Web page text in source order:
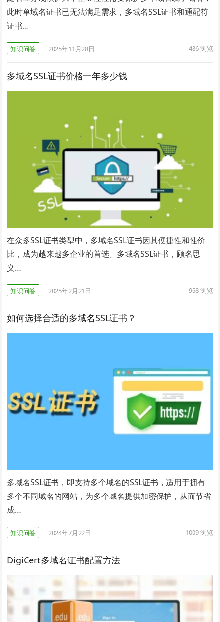
此时单域名证书已无法满足需求，多域名SSL证书和通配符
证书…
知识问答 2025年11月28日 486浏览
多域名SSL证书价格一年多少钱
在众多SSL证书类型中，多域名SSL证书因其便捷性和性价
比，成为越来越多企业的首选。多域名SSL证书，顾名思
义…
知识问答 2025年2月21日 968浏览
如何选择合适的多域名SSL证书？
多域名SSL证书，即支持多个域名的SSL证书，适用于拥有
多个不同域名的网站，为多个域名提供加密保护，从而节省
成…
知识问答 2024年7月22日 1009浏览
DigiCert多域名证书配置方法